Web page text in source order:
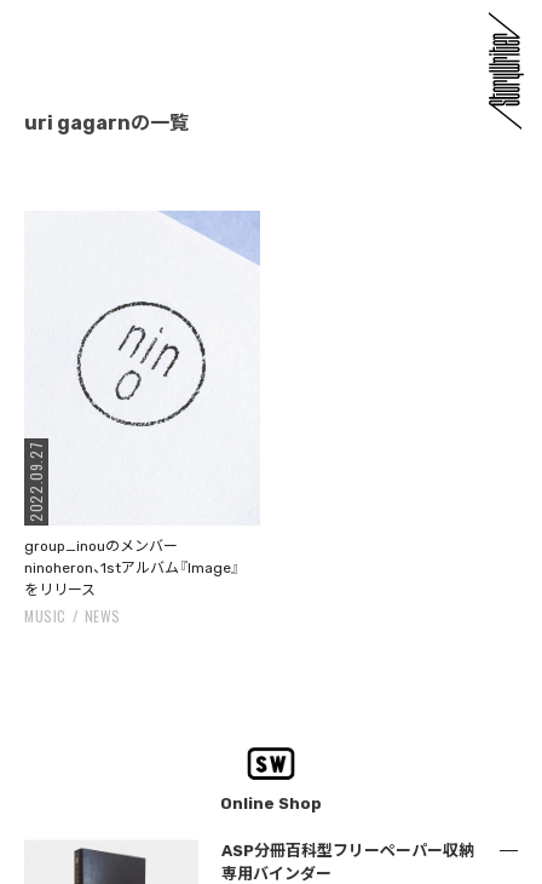
uri gagarnの一覧
2022.09.27
group_inouのメンバー
ninoheron、1stアルバム『Image』
をリリース
MUSIC NEWS
Online Shop
ASP分冊百科型フリーペーパー収納
専用バインダー